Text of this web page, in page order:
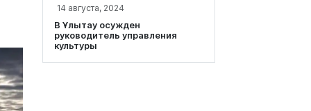
14 августа, 2024
В Ұлытау осужден
руководитель управления
культуры